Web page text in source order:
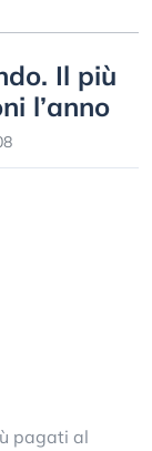
Il più
l’anno
pagati al